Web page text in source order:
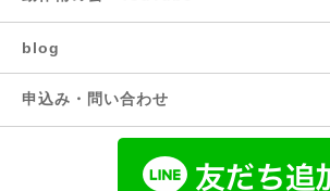
blog
申込み・問い合わせ